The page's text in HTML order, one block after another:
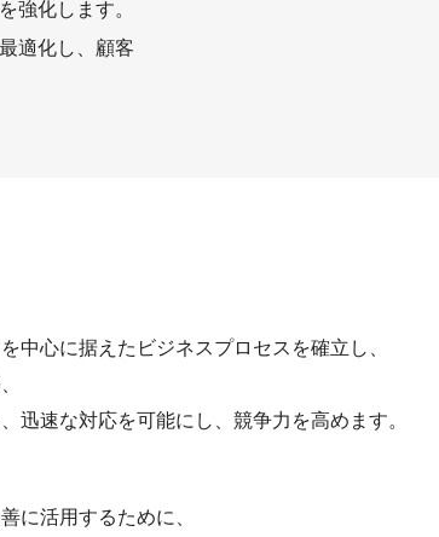
強化します。
適化し、顧客
中心に据えたビジネスプロセスを確立し、
迅速な対応を可能にし、競争力を高めます。
に活用するために、